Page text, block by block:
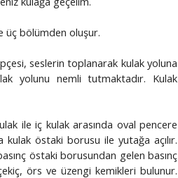
üç bölümden oluşur.
seslerin toplanarak kulak yoluna
yolunu nemli tutmaktadır. Kulak
ile iç kulak arasında oval pencere
östaki borusu ile yutağa açılır.
östaki borusundan gelen basınç
örs ve üzengi kemikleri bulunur.